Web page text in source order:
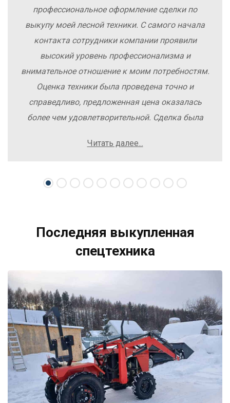
профессиональное оформление сделки по
выкупу моей лесной техники. С самого начала
контакта сотрудники компании проявили
высокий уровень профессионализма и
внимательное отношение к моим потребностям.
Оценка техники была проведена точно и
справедливо, предложенная цена оказалась
более чем удовлетворительной. Сделка была
осложнений. Рекомендую компанию Excavator
свою спецтехнику.
Читать далее...
Последняя выкупленная
спецтехника